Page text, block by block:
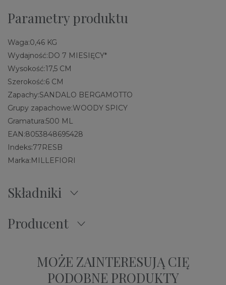
Parametry produktu
Waga:0,46 KG
Wydajność:DO 7 MIESIĘCY*
Wysokość:17,5 CM
Szerokość:6 CM
Zapachy:SANDALO BERGAMOTTO
Grupy zapachowe:WOODY SPICY
Gramatura:500 ML
EAN:8053848695428
Indeks:77RESB
Marka:MILLEFIORI
Składniki
Producent
MOŻE ZAINTERESUJĄ CIĘ
PODOBNE PRODUKTY